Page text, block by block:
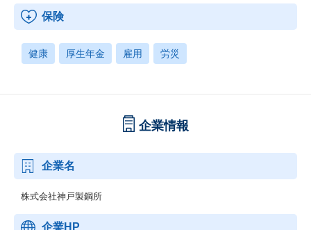
保険
健康 厚生年金 雇用 労災
企業情報
企業名
株式会社神戸製鋼所
企業HP